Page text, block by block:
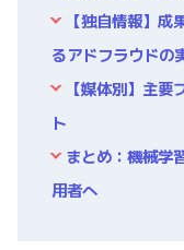
【独自情報】
るアドフラウドの
【媒体別】主
ト
まとめ：機械学
用者へ